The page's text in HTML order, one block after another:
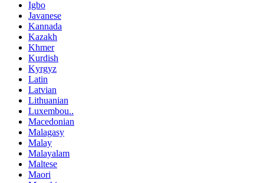
Igbo
Javanese
Kannada
Kazakh
Khmer
Kurdish
Kyrgyz
Latin
Latvian
Lithuanian
Luxembou..
Macedonian
Malagasy
Malay
Malayalam
Maltese
Maori